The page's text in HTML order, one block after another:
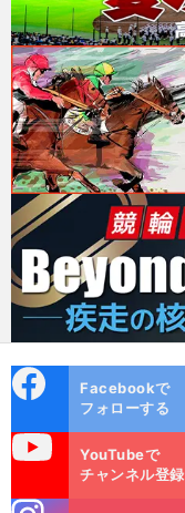
ok
Facebookで
フォローする
YouTubeで
チャンネル登録